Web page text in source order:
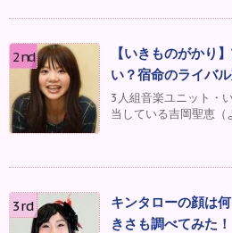
【いきものがかり
い？宿命のライバル
3人組音楽ユニット・
当している吉岡聖恵（
キンタローの顔は
きさも調べてみた！